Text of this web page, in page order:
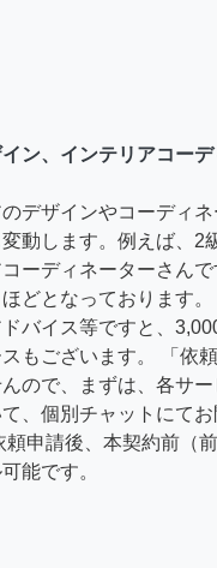
ン、インテリアコー
デザインやコーディ
動します。例えば、2
ーディネーターさん
どとなっております
バイス等ですと、
もございます。 「依
ので、まずは、各サ
、個別チャットにて
申請後、本契約前（
能です。